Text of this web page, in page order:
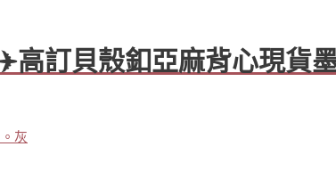
訂貝殼釦亞麻背心現貨